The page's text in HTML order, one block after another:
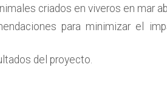
criados en viveros en mar
para minimizar el
del proyecto.